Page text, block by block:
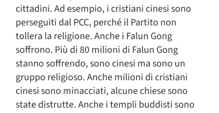
cittadini. Ad esempio, i cristiani cinesi sono
perseguiti dal PCC, perché il Partito non
tollera la religione. Anche i Falun Gong
soffrono. Più di 80 milioni di Falun Gong
stanno soffrendo, sono cinesi ma sono un
gruppo religioso. Anche milioni di cristiani
cinesi sono minacciati, alcune chiese sono
state distrutte. Anche i templi buddisti sono